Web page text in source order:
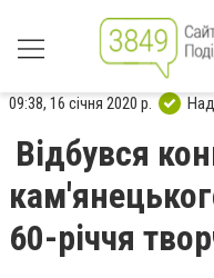
09:38, 16 січня 2020 р.
Відбувся
60-річчя